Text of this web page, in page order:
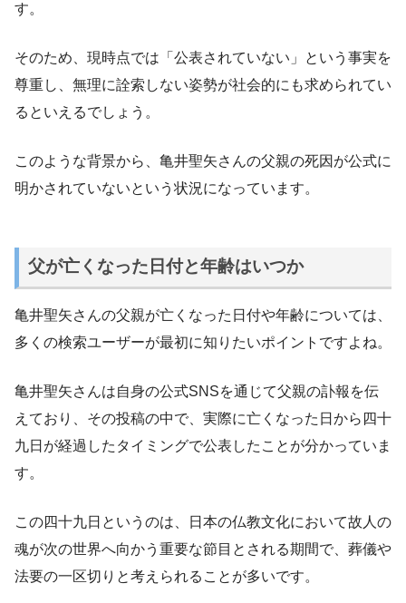
す。
そのため、現時点では「公表されていない」という事実を
尊重し、無理に詮索しない姿勢が社会的にも求められてい
るといえるでしょう。
このような背景から、亀井聖矢さんの父親の死因が公式に
明かされていないという状況になっています。
父が亡くなった日付と年齢はいつか
亀井聖矢さんの父親が亡くなった日付や年齢については、
多くの検索ユーザーが最初に知りたいポイントですよね。
亀井聖矢さんは自身の公式SNSを通じて父親の訃報を伝
えており、その投稿の中で、実際に亡くなった日から四十
九日が経過したタイミングで公表したことが分かっていま
す。
この四十九日というのは、日本の仏教文化において故人の
魂が次の世界へ向かう重要な節目とされる期間で、葬儀や
法要の一区切りと考えられることが多いです。